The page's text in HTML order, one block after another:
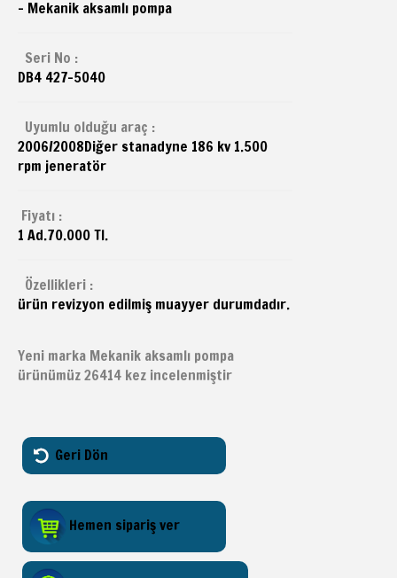
- Mekanik aksamlı pompa
Seri No :
DB4 427-5040
Uyumlu olduğu araç :
2006/2008Diğer stanadyne 186 kv 1.500
rpm jeneratör
Fiyatı :
1 Ad.70.000 Tl.
Özellikleri :
ürün revizyon edilmiş muayyer durumdadır.
Yeni marka Mekanik aksamlı pompa
ürünümüz 26414 kez incelenmiştir
Geri Dön
Hemen sipariş ver